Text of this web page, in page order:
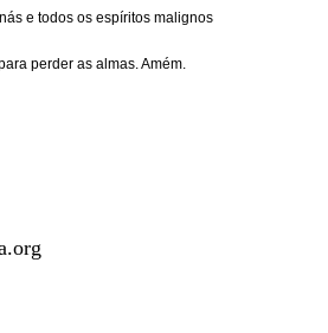
e todos os espíritos malignos
perder as almas. Amém.